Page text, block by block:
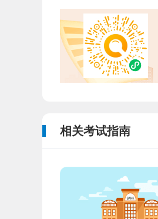
相关考试指南